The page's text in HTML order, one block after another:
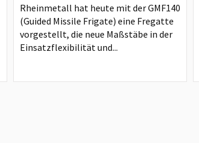
Rheinmetall hat heute mit der GMF140
(Guided Missile Frigate) eine Fregatte
vorgestellt, die neue Maßstäbe in der
Einsatzflexibilität und...